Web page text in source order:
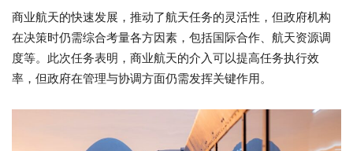
商业航天的快速发展，推动了航天任务的灵活性，但政府机构
在决策时仍需综合考量各方因素，包括国际合作、航天资源调
度等。此次任务表明，商业航天的介入可以提高任务执行效
率，但政府在管理与协调方面仍需发挥关键作用。